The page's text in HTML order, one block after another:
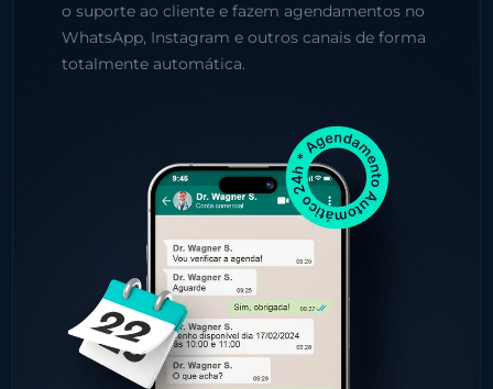
o suporte ao cliente e fazem agendamentos no
WhatsApp, Instagram e outros canais de forma
totalmente automática.